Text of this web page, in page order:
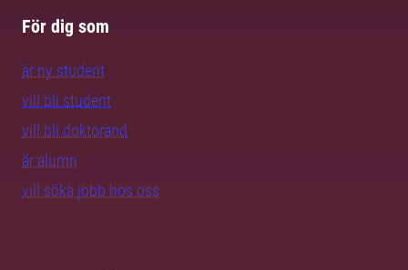
För dig som
är ny student
vill bli student
vill bli doktorand
är alumn
vill söka jobb hos oss